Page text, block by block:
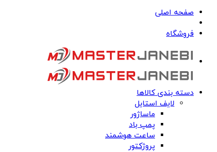
صفحه اصلی
فروشگاه
دسته بندی کالاها
لایف استایل
ماساژور
پمپ باد
ساعت هوشمند
پروژکتور